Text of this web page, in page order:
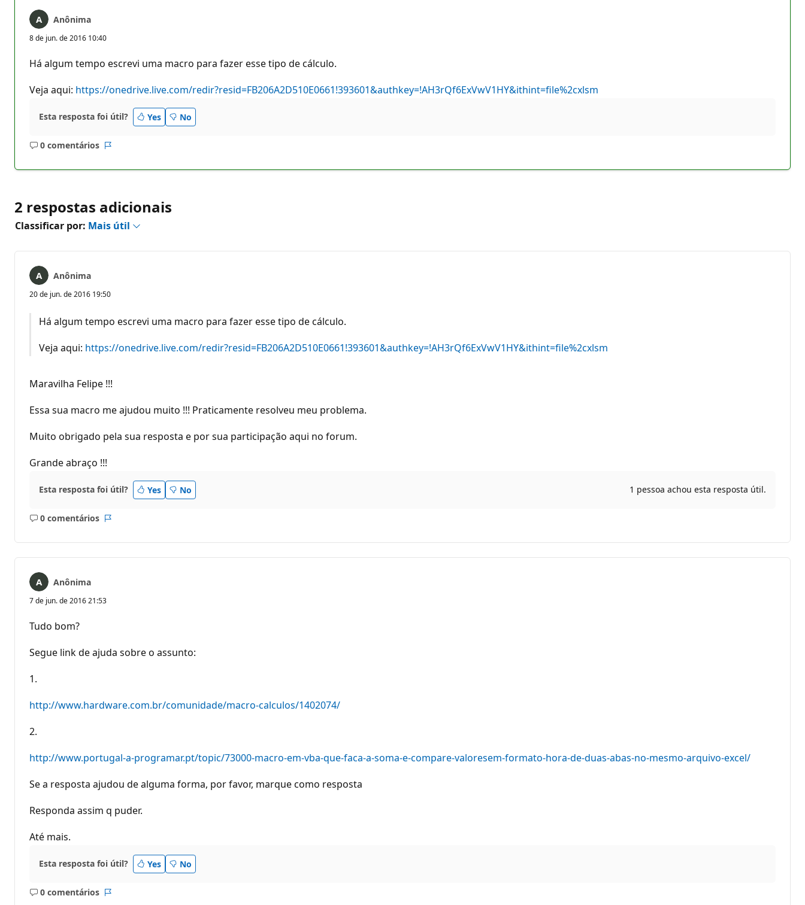
Anônima
8 de jun. de 2016 10:40
Há algum tempo escrevi uma macro para fazer esse tipo de cálculo.
Veja aqui: https://onedrive.live.com/redir?resid=FB206A2D510E0661!393601&authkey=!AH3rQf6ExVwV1HY&ithint=file%2cxlsm
Esta resposta foi útil? Yes No
0 comentários
Sem
2 respostas adicionais
Classificar por: Mais útil
Anônima
20 de jun. de 2016 19:50
Há algum tempo escrevi uma macro para fazer esse tipo de cálculo.
Veja aqui: https://onedrive.live.com/redir?resid=FB206A2D510E0661!393601&authkey=!AH3rQf6ExVwV1HY&ithint=file%2cxlsm
Maravilha Felipe !!!
Essa sua macro me ajudou muito !!! Praticamente resolveu meu problema.
Muito obrigado pela sua resposta e por sua participação aqui no forum.
Grande abraço !!!
Esta resposta foi útil? Yes No 1 pessoa achou esta resposta útil.
0 comentários
Sem
Anônima
7 de jun. de 2016 21:53
Tudo bom?
Segue link de ajuda sobre o assunto:
1.
http://www.hardware.com.br/comunidade/macro-calculos/1402074/
2.
http://www.portugal-a-programar.pt/topic/73000-macro-em-vba-que-faca-a-soma-e-compare-valoresem-formato-hora-de-duas-abas-no-mesmo-arquivo-excel/
Se a resposta ajudou de alguma forma, por favor, marque como resposta
Responda assim q puder.
Até mais.
Esta resposta foi útil? Yes No
0 comentários
Sem